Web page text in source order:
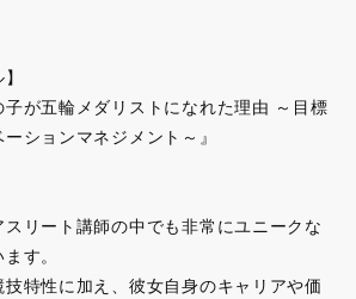
子が五輪メダリストになれた理由 ～目標
ーションマネジメント～』
リート講師の中でも非常にユニークな
す。
特性に加え、彼女自身のキャリアや価